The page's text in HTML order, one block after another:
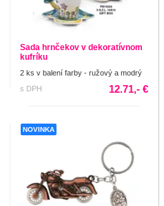
Sada hrnčekov v dekoratívnom
kufríku
2 ks v balení farby - ružový a modrý
s DPH
12.71,- €
NOVINKA